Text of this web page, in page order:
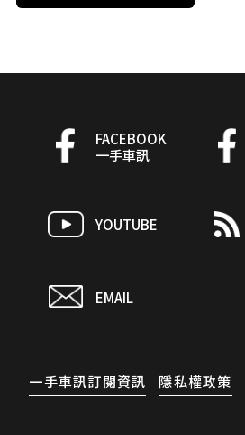
FACEBOOK
一手車訊
YOUTUBE
EMAIL
一手車訊訂閱資訊 隱私權政策